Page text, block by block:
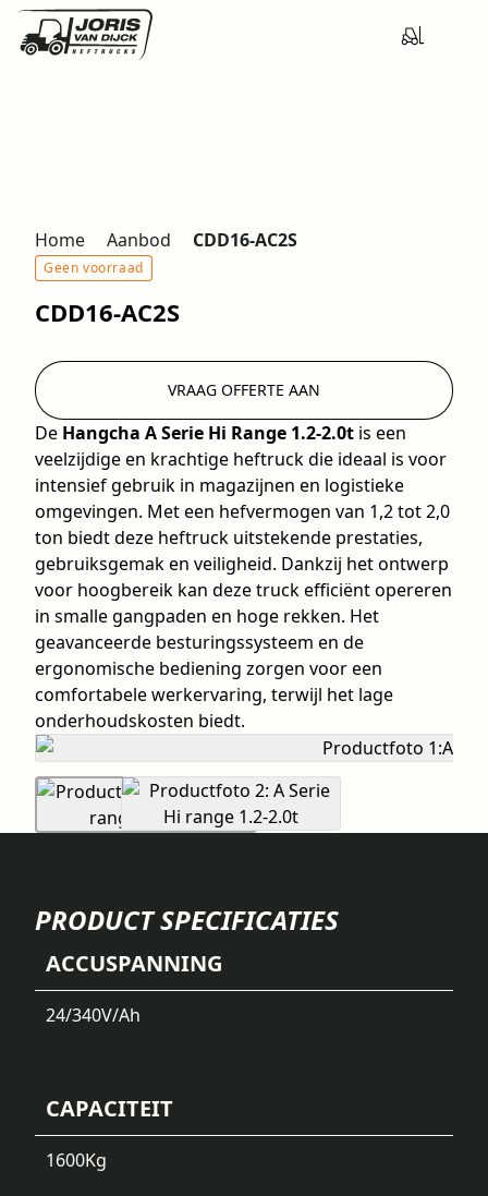
Home Aanbod CDD16-AC2S
Geen voorraad
CDD16-AC2S
De Hangcha A Serie Hi Range 1.2-2.0t is een
veelzijdige en krachtige heftruck die ideaal is voor
intensief gebruik in magazijnen en logistieke
omgevingen. Met een hefvermogen van 1,2 tot 2,0
ton biedt deze heftruck uitstekende prestaties,
gebruiksgemak en veiligheid. Dankzij het ontwerp
voor hoogbereik kan deze truck efficiënt opereren
in smalle gangpaden en hoge rekken. Het
geavanceerde besturingssysteem en de
ergonomische bediening zorgen voor een
comfortabele werkervaring, terwijl het lage
onderhoudskosten biedt.
VRAAG OFFERTE AAN
PRODUCT SPECIFICATIES
ACCUSPANNING
24/340V/Ah
CAPACITEIT
1600Kg